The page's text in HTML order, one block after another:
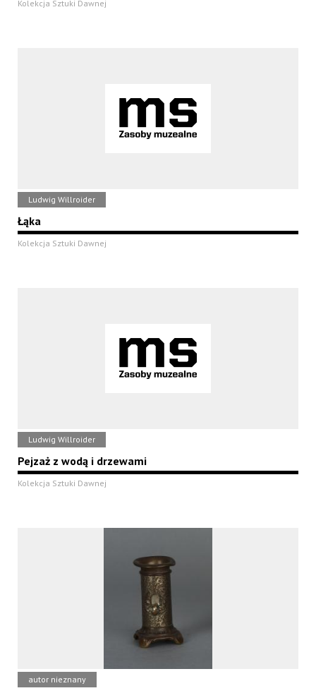
Kolekcja Sztuki Dawnej
Ludwig Willroider
Łąka
Kolekcja Sztuki Dawnej
Ludwig Willroider
Pejzaż z wodą i drzewami
Kolekcja Sztuki Dawnej
autor nieznany